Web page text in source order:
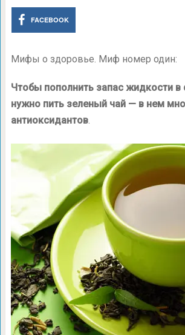
FACEBOOK
Мифы о здоровье. Миф номер один:
Чтобы пополнить запас жидкости в
нужно пить зеленый чай — в нем
антиоксидантов.